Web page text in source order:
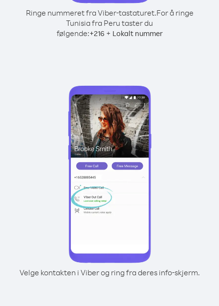
Ringe nummeret fra Viber-tastaturet.For å ringe
Tunisia fra Peru taster du
følgende:+216 + Lokalt nummer
Velge kontakten i Viber og ring fra deres info-skjerm.